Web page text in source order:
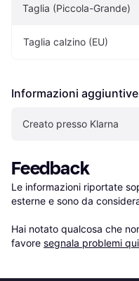
Taglia (Piccola-Grande)
Taglia calzino (EU)
Informazioni aggiuntive
Creato presso Klarna
Feedback
Le informazioni riportate
esterne e sono da
Hai notato qualcosa che
favore segnala problemi qui